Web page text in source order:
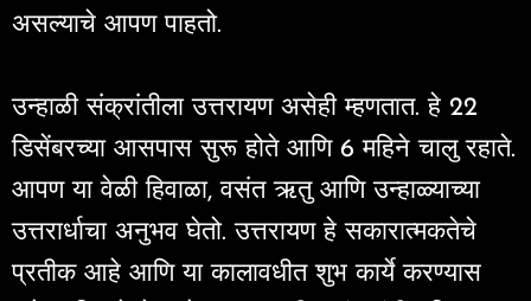
असल्याचे आपण पाहतो.
उन्हाळी संक्रांतीला उत्तरायण असेही म्हणतात. हे 22
डिसेंबरच्या आसपास सुरू होते आणि 6 महिने चालु रहाते.
आपण या वेळी हिवाळा, वसंत ऋतु आणि उन्हाळ्याच्या
उत्तरार्धाचा अनुभव घेतो. उत्तरायण हे सकारात्मकतेचे
प्रतीक आहे आणि या कालावधीत शुभ कार्ये करण्यास